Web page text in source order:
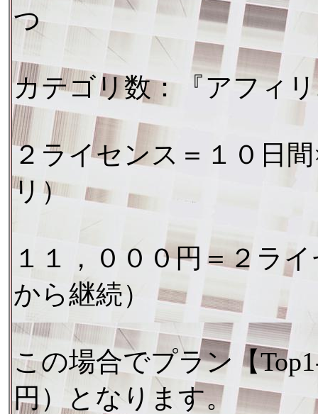
つ
カテゴリ数：『アフィ
２ライセンス＝１０日
リ）
１１，０００円＝２ラ
から継続）
この場合でプラン【
円）となります。